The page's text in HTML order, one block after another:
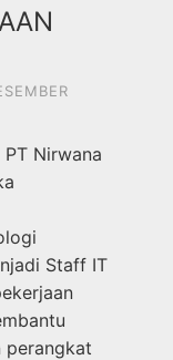
Nirwana
Staff IT
perangkat